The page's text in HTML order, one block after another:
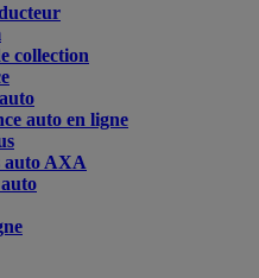
collection
auto en ligne
auto AXA